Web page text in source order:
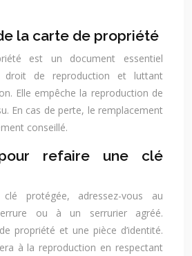
la carte de propriété
est un document essentiel
droit de reproduction et luttant
Elle empêche la reproduction de
En cas de perte, le remplacement
conseillé.
refaire une clé
protégée, adressez-vous au
ou à un serrurier agréé.
propriété et une pièce d’identité.
à la reproduction en respectant